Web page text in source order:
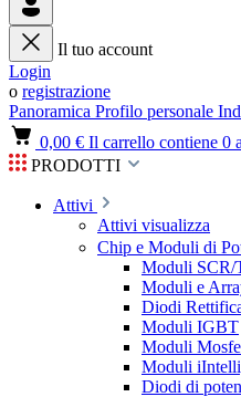
Il tuo account
Login
o registrazione
Panoramica Profilo personale
0,00 € Il carrello contiene 0
PRODOTTI
Attivi
Attivi visualizza
Chip e Moduli di
Moduli SCR/
Moduli e
Diodi
Moduli IGBT
Moduli
Moduli
Diodi di